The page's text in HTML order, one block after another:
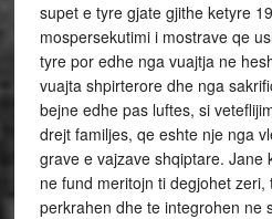
supet e tyre gjate gjithe ketyre
mospersekutimi i mostrave qe
tyre por edhe nga vuajtja ne
vuajta shpirterore dhe nga
bejne edhe pas luftes, si
drejt familjes, qe eshte nje nga
grave e vajzave shqiptare. Jane
ne fund meritojn ti degjohet
perkrahen dhe te integrohen ne